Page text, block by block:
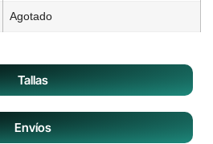
Agotado
Tallas
Envíos